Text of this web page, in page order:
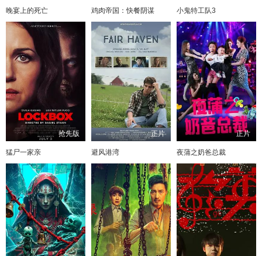
晚宴上的死亡 鸡肉帝国：快餐阴谋 小鬼特工队3
抢先版
猛尸一家亲
正片
避风港湾
正片
夜蒲之奶爸总裁